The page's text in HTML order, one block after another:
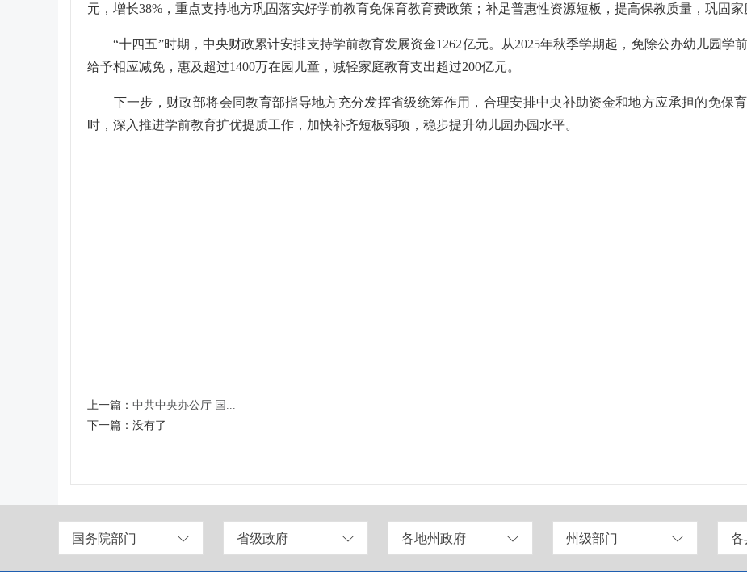
元，增长38%，重点支持地方巩固落实好学前教育免保育教育费政策；补足普惠性资源短板，提高保教质量，巩固家
“十四五”时期，中央财政累计安排支持学前教育发展资金1262亿元。从2025年秋季学期起，免除公办幼儿园学
给予相应减免，惠及超过1400万在园儿童，减轻家庭教育支出超过200亿元。
下一步，财政部将会同教育部指导地方充分发挥省级统筹作用，合理安排中央补助资金和地方应承担的免保
时，深入推进学前教育扩优提质工作，加快补齐短板弱项，稳步提升幼儿园办园水平。
上一篇： 中共中央办公厅 国...
下一篇： 没有了
国务院部门 省级政府 各地州政府 州级部门 各